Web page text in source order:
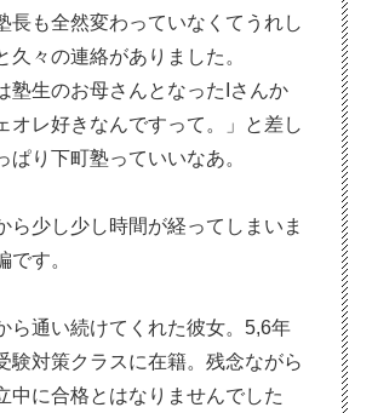
長も全然変わっていなくてうれし
久々の連絡がありました。
塾生のお母さんとなったIさんか
オレ好きなんですって。」と差し
ぱり下町塾っていいなあ。
ら少し少し時間が経ってしまいま
です。
ら通い続けてくれた彼女。5,6年
験対策クラスに在籍。残念ながら
中に合格とはなりませんでした